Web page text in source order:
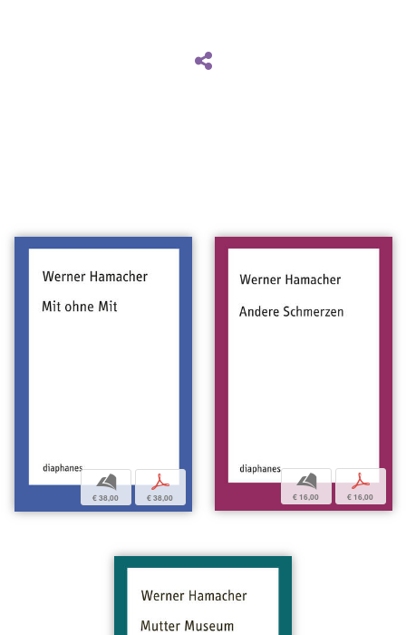
b
€ 38,00
p
€ 38,00
b
€ 16,00
p
€ 16,00